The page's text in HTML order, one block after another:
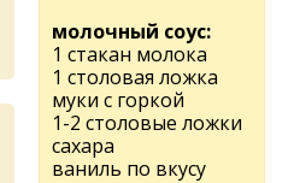
молочный соус:
1 стакан молока
1 столовая ложка
муки с горкой
1-2 столовые ложки
сахара
ваниль по вкусу